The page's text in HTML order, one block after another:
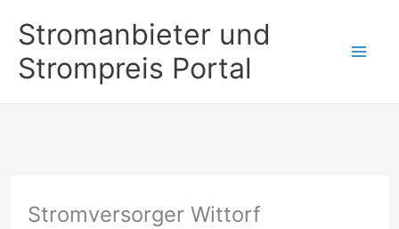
Inhalt
springen
Stromanbieter und
Strompreis Portal
Stromversorger Wittorf